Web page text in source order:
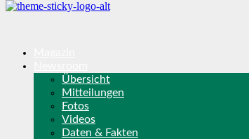
Übersicht
Mitteilungen
Fotos
Videos
Daten & Fakten